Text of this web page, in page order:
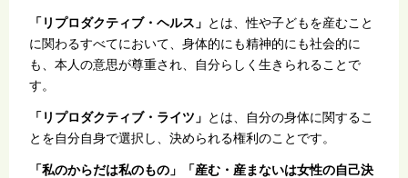
「リプロダクティブ・ヘルス」 とは、性や子どもを産むこと
に関わるすべてにおいて、身体的にも精神的にも社会的に
も、本人の意思が尊重され、自分らしく生きられることで
す。
「リプロダクティブ・ライツ」 とは、自分の身体に関するこ
とを自分自身で選択し、決められる権利のことです。
「私のからだは私のもの」「産む・産まないは女性の自己決